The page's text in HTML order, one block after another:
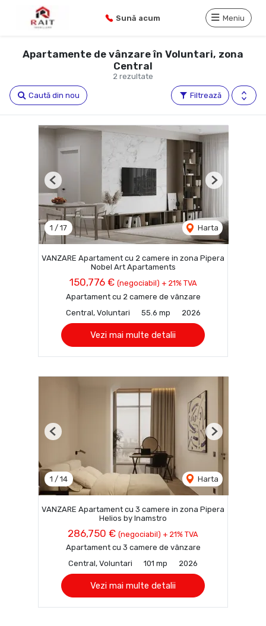
Sună acum Meniu
2 rezultate
Apartamente de vânzare în Voluntari, zona
Central
Filtrează
Caută din nou
1 / 17 Harta
Previous Next
VANZARE Apartament cu 2 camere in zona Pipera
Nobel Art Apartaments
150,776 € (negociabil) + 21% TVA
Apartament cu 2 camere de vânzare
Central, Voluntari
55.6 mp 2026
Vezi mai multe detalii
1 / 14 Harta
Previous Next
VANZARE Apartament cu 3 camere in zona Pipera
Helios by Inamstro
286,750 € (negociabil) + 21% TVA
Apartament cu 3 camere de vânzare
Central, Voluntari
101 mp 2026
Vezi mai multe detalii